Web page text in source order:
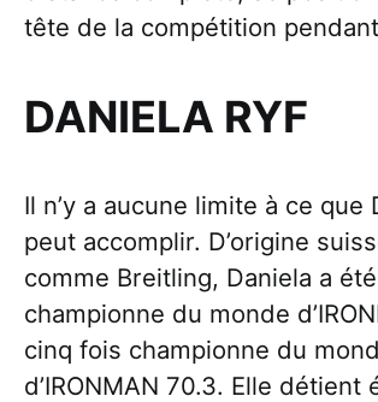
tête de la compétition
DANIELA RYF
Il n’y a aucune limite à ce que
peut accomplir. D’origine
comme Breitling, Daniela a
championne du monde
cinq fois championne du
d’IRONMAN 70.3. Elle détient